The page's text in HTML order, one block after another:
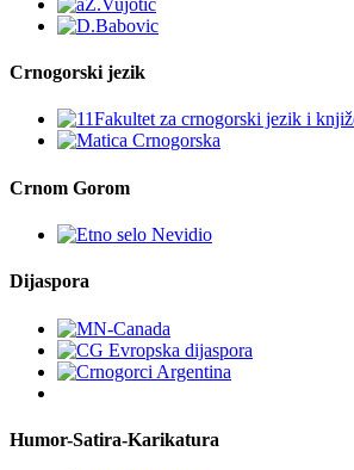
Crnogorski jezik
Crnom Gorom
Dijaspora
Humor-Satira-Karikatura